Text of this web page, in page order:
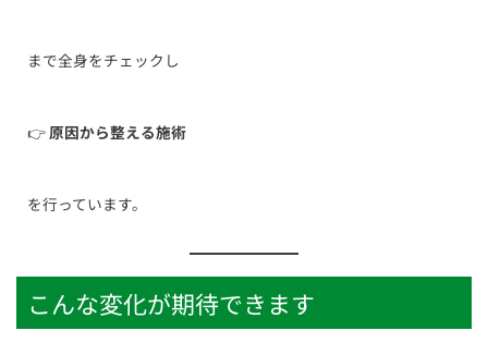
まで全身をチェックし
👉 原因から整える施術
を行っています。
こんな変化が期待できます